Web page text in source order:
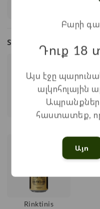
Տեսակներ
Rinktinis
Բարի
Դուք 18
Այս էջը
հաստատեք,
Այո